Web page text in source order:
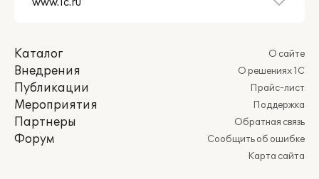
Каталог
Внедрения
Публикации
Мероприятия
Партнеры
Форум
О сайте
О решениях 1С
Прайс-лист
Поддержка
Обратная связь
Сообщить об ошибке
Карта сайта